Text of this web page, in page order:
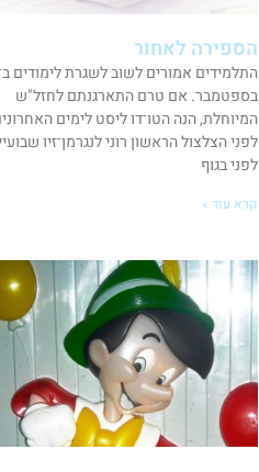
הספירה לאחור
בספטמבר. אם טרם התארגנתם לחזל"ש
המיוחלת, הנה הטו־דו ליסט לימים
לפני הצלצול הראשון רוני לנגרמן־זיו
לפני בגוף
קרא עוד »